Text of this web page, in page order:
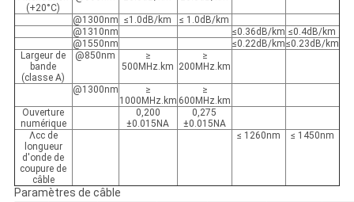
(+20°C)
@1300nm ≤1.0dB/km
≤ 1.0dB/km
@1310nm
≤0.36dB/km ≤0.4dB/km
@1550nm
≤0.22dB/km≤0.23dB/km
Largeur de
bande
(classe A)
@850nm
≥
500MHz.km
≥
200MHz.km
@1300nm
≥
1000MHz.km
≥
600MHz.km
Ouverture
numérique
0,200
±0.015NA
0,275
±0.015NA
Λcc de
longueur
d'onde de
coupure de
câble
≤ 1260nm ≤ 1450nm
Paramètres de câble